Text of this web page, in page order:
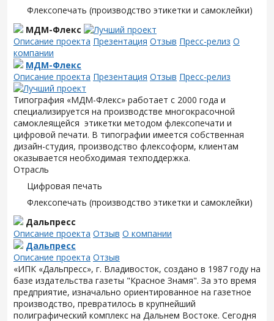
Флексопечать (производство этикетки и самоклейки)
МДМ-Флекс
Описание проекта Презентация Отзыв Пресс-релиз О
компании
МДМ-Флекс
Описание проекта Презентация Отзыв Пресс-релиз
Типография «МДМ-Флекс» работает с 2000 года и
специализируется на производстве многокрасочной
самоклеящейся этикетки методом флексопечати и
цифровой печати. В типографии имеется собственная
дизайн-студия, производство флексоформ, клиентам
оказывается необходимая техподдержка.
Отрасль
Цифровая печать
Флексопечать (производство этикетки и самоклейки)
Дальпресс
Описание проекта Отзыв О компании
Дальпресс
Описание проекта Отзыв
«ИПК «Дальпресс», г. Владивосток, создано в 1987 году на
базе издательства газеты "Красное Знамя". За это время
предприятие, изначально ориентированное на газетное
производство, превратилось в крупнейший
полиграфический комплекс на Дальнем Востоке. Сегодня